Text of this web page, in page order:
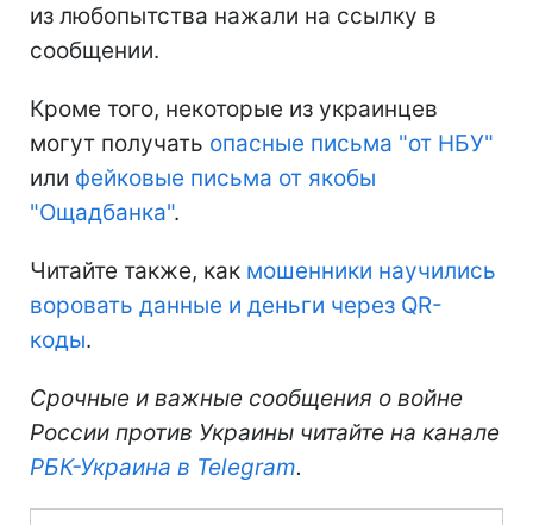
из любопытства нажали на ссылку в
сообщении.
Кроме того, некоторые из украинцев
могут получать опасные письма "от НБУ"
или фейковые письма от якобы
"Ощадбанка".
Читайте также, как мошенники научились
воровать данные и деньги через QR-
коды.
Срочные и важные сообщения о войне
России против Украины читайте на канале
РБК-Украина в Telegram.